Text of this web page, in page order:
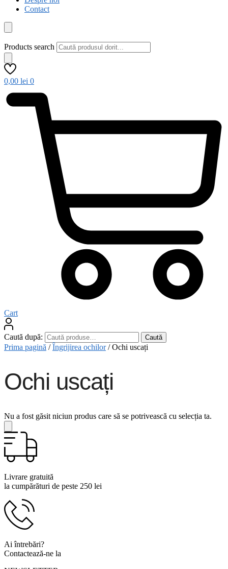
Contact
Products search
0,00 lei 0
Cart
Caută după: Caută
Prima pagină /Îngrijirea ochilor/Ochi uscați
Ochi uscați
Nu a fost găsit niciun produs care să se potrivească cu selecția ta.
Livrare gratuită
la cumpărături de peste 250 lei
Ai întrebări?
Contactează-ne la